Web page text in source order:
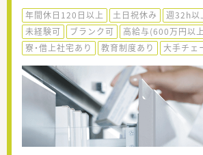
年間休日120日以上 土日祝休み 週32h以
未経験可
ブランク可
高給与(600万円以
寮・借上社宅あり
教育制度あり 大手チェ